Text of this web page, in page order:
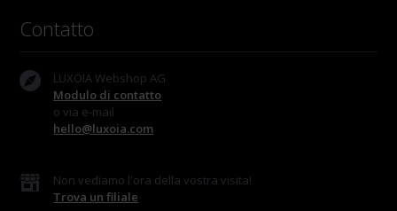
Contatto
LUXOIA Webshop AG
Modulo di contatto
o via e-mail
hello@luxoia.com
Non vediamo l'ora della vostra visita!
Trova un filiale